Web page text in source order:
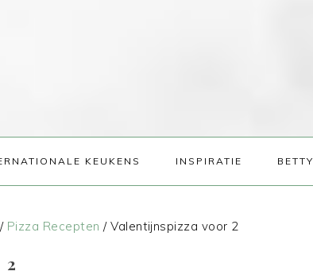
KEUKENS INSPIRATIE BETTY
/ Pizza Recepten /Valentijnspizza voor 2
2